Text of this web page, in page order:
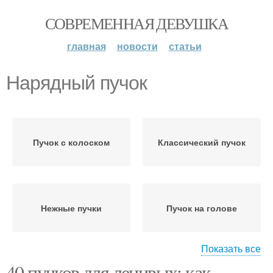
СОВРЕМЕННАЯ ДЕВУШКА
главная новости статьи
Нарядный пучок
Пучок с колоском Классический пучок
Нежные пучки Пучок на голове
Показать все